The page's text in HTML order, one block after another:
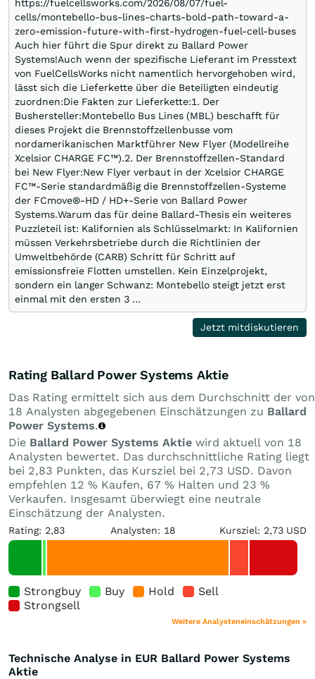
https://fuelcellsworks.com/2026/08/07/fuel-
cells/montebello-bus-lines-charts-bold-path-toward-a-
zero-emission-future-with-first-hydrogen-fuel-cell-buses
Auch hier führt die Spur direkt zu Ballard Power
Systems!Auch wenn der spezifische Lieferant im Presstext
von FuelCellsWorks nicht namentlich hervorgehoben wird,
lässt sich die Lieferkette über die Beteiligten eindeutig
zuordnen:Die Fakten zur Lieferkette:1. Der
Bushersteller:Montebello Bus Lines (MBL) beschafft für
dieses Projekt die Brennstoffzellenbusse vom
nordamerikanischen Marktführer New Flyer (Modellreihe
Xcelsior CHARGE FC™).2. Der Brennstoffzellen-Standard
bei New Flyer:New Flyer verbaut in der Xcelsior CHARGE
FC™-Serie standardmäßig die Brennstoffzellen-Systeme
der FCmove®-HD / HD+-Serie von Ballard Power
Systems.Warum das für deine Ballard-Thesis ein weiteres
Puzzleteil ist: Kalifornien als Schlüsselmarkt: In Kalifornien
müssen Verkehrsbetriebe durch die Richtlinien der
Umweltbehörde (CARB) Schritt für Schritt auf
emissionsfreie Flotten umstellen. Kein Einzelprojekt,
sondern ein langer Schwanz: Montebello steigt jetzt erst
einmal mit den ersten 3 …
Jetzt mitdiskutieren
Rating Ballard Power Systems Aktie
Das Rating ermittelt sich aus dem Durchschnitt der von
18 Analysten abgegebenen Einschätzungen zu Ballard
Power Systems.
Die Ballard Power Systems Aktie wird aktuell von 18
Analysten bewertet. Das durchschnittliche Rating liegt
bei 2,83 Punkten, das Kursziel bei 2,73 USD. Davon
empfehlen 12 % Kaufen, 67 % Halten und 23 %
Verkaufen. Insgesamt überwiegt eine neutrale
Einschätzung der Analysten.
Rating: 2,83 Analysten: 18 Kursziel: 2,73 USD
Strongbuy Buy Hold
Sell
Strongsell
Weitere Analysteneinschätzungen »
Technische Analyse in EUR Ballard Power Systems
Aktie